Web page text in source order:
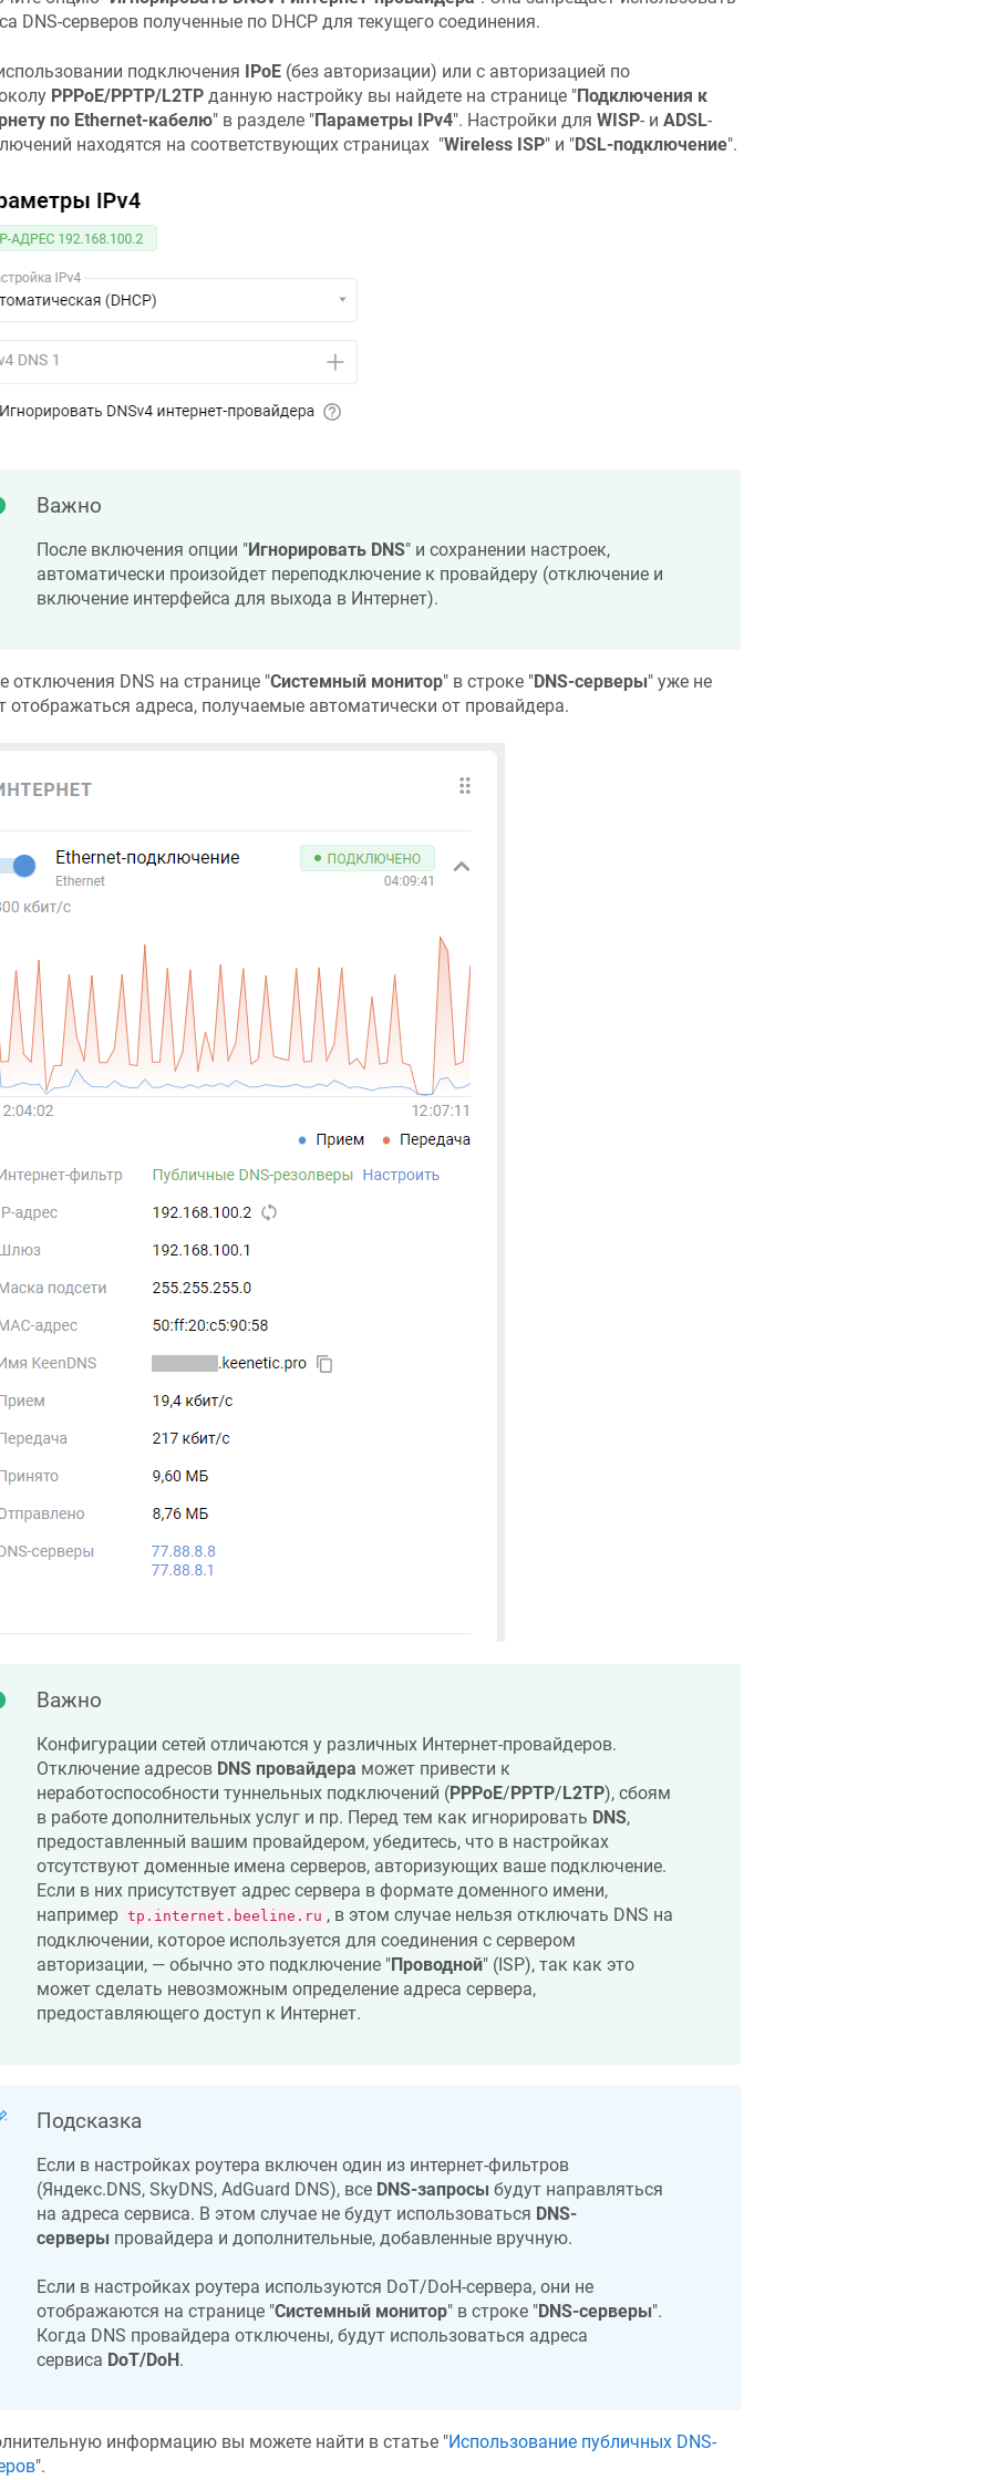
DNS-серверов полученные по DHCP для текущего соединения.
подключения IPoE(без авторизации) или с авторизацией по
PPPoE/PPTP/L2TPданную настройку вы найдете на странице "Подключения к
по Ethernet-кабелю" в разделе "Параметры IPv4". Настройки для WISP- и ADSL-
находятся на соответствующих страницах "Wireless ISP" и "DSL-подключение".
Важно
После включения опции "Игнорировать DNS" и сохранении настроек,
автоматически произойдет переподключение к провайдеру (отключение и
включение интерфейса для выхода в Интернет).
отключения DNS на странице "Системный монитор" в строке "DNS-серверы" уже не
отображаться адреса, получаемые автоматически от провайдера.
Важно
Конфигурации сетей отличаются у различных Интернет-провайдеров.
Отключение адресов DNS провайдера может привести к
неработоспособности туннельных подключений (PPPoE/PPTP/L2TP), сбоям
в работе дополнительных услуг и пр. Перед тем как игнорировать DNS,
предоставленный вашим провайдером, убедитесь, что в настройках
отсутствуют доменные имена серверов, авторизующих ваше подключение.
Если в них присутствует адрес сервера в формате доменного имени,
например tp.internet.beeline.ru , в этом случае нельзя отключать DNS на
подключении, которое используется для соединения с сервером
авторизации, — обычно это подключение "Проводной" (ISP), так как это
может сделать невозможным определение адреса сервера,
предоставляющего доступ к Интернет.
Подсказка
Если в настройках роутера включен один из интернет-фильтров
(Яндекс.DNS, SkyDNS, AdGuard DNS), все DNS-запросы будут направляться
на адреса сервиса. В этом случае не будут использоваться DNS-
серверы провайдера и дополнительные, добавленные вручную.
Если в настройках роутера используются DoT/DoH-сервера, они не
отображаются на странице "Системный монитор" в строке "DNS-серверы".
Когда DNS провайдера отключены, будут использоваться адреса
сервиса DoT/DoH.
информацию вы можете найти в статье "Использование публичных DNS-
".